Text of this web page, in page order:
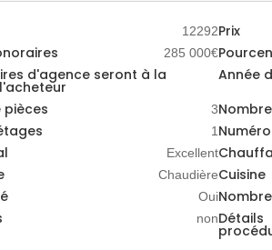
12292Prix
285 000€
d'agence seront à la Année
pièces 3
1
Excellent
ChaudièreCuisine
Oui
nonDétails